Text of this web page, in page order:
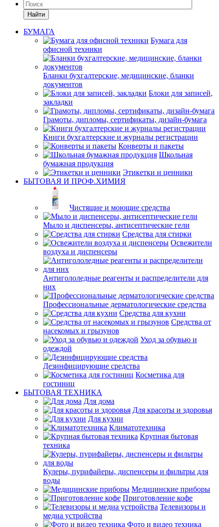
Найти
БУМАГА
Бумага для
офисной техники
Бланки бухгалтерские, медицинские, бланки
документов
Блоки для записей,
закладки
Грамоты, дипломы, сертификаты, дизайн-бумага
Книги бухгалтерские и журналы регистрации
Конверты и пакеты
Школьная
бумажная продукция
Этикетки и ценники
БЫТОВАЯ И ПРОФ.ХИМИЯ
Чистящие и моющие средства
Мыло и диспенсеры, антисептические гели
Средства для стирки
Освежители
воздуха и диспенсеры
Антигололедные реагенты и распределители для
них
Профессиональные дерматологические средства
Средства для кухни
Средства от
насекомых и грызунов
Уход за обувью и
одеждой
Дезинфицирующие средства
Косметика для
гостиниц
БЫТОВАЯ ТЕХНИКА
Для дома
Для красоты и здоровья
Для кухни
Климатотехника
Крупная бытовая
техника
Кулеры, пурифайеры, диспенсеры и фильтры для
воды
Медицинские приборы
Приготовление кофе
Телевизоры и
медиа устройства
Фото и видео техника